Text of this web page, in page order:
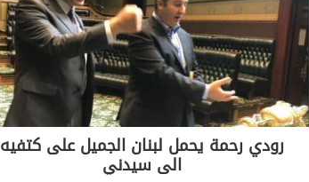
o
k
p
k
رودي رحمة يحمل لبنان الجميل على كتفيه
الى سيدني